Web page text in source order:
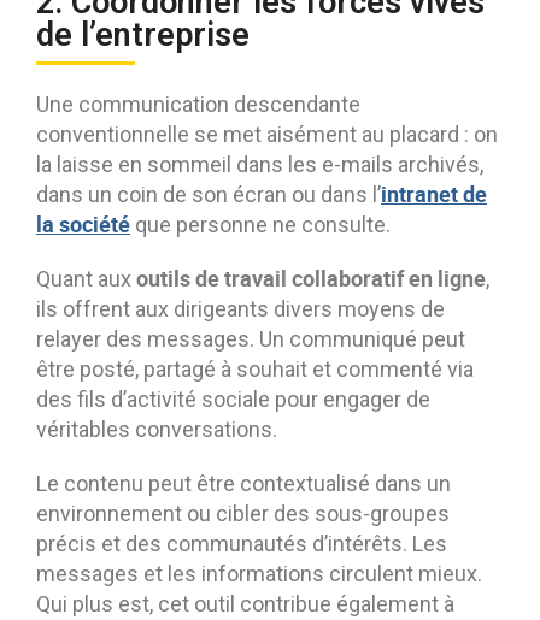
de l’entreprise
Une communication descendante
conventionnelle se met aisément au placard : on
la laisse en sommeil dans les e-mails archivés,
dans un coin de son écran ou dans l’intranet de
la société que personne ne consulte.
Quant auxoutils de travail collaboratif en ligne,
ils offrent aux dirigeants divers moyens de
relayer des messages. Un communiqué peut
être posté, partagé à souhait et commenté via
des fils d’activité sociale pour engager de
véritables conversations.
Le contenu peut être contextualisé dans un
environnement ou cibler des sous-groupes
précis et des communautés d’intérêts. Les
messages et les informations circulent mieux.
Qui plus est, cet outil contribue également à